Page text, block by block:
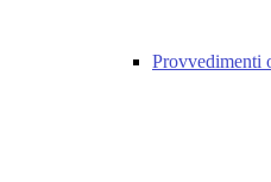
Provvedimenti